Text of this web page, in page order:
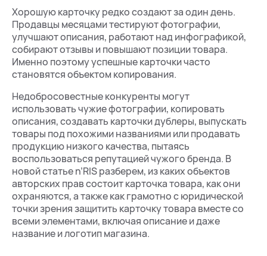
Хорошую карточку редко создают за один день.
Продавцы месяцами тестируют фотографии,
улучшают описания, работают над инфографикой,
собирают отзывы и повышают позиции товара.
Именно поэтому успешные карточки часто
становятся объектом копирования.
Недобросовестные конкуренты могут
использовать чужие фотографии, копировать
описания, создавать карточки дублеры, выпускать
товары под похожими названиями или продавать
продукцию низкого качества, пытаясь
воспользоваться репутацией чужого бренда. В
новой статье n’RIS разберем, из каких объектов
авторских прав состоит карточка товара, как они
охраняются, а также как грамотно с юридической
точки зрения защитить карточку товара вместе со
всеми элементами, включая описание и даже
название и логотип магазина.